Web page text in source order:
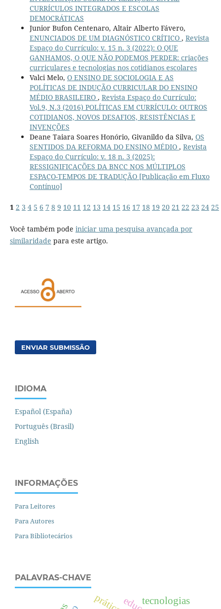
CURRÍCULOS INTEGRADOS E ESCOLAS
DEMOCRÁTICAS
Junior Bufon Centenaro, Altair Alberto Fávero,
ENUNCIADOS DE UM DIAGNÓSTICO CRÍTICO , Revista
Espaço do Currículo: v. 15 n. 3 (2022): O QUE
GANHAMOS, O QUE NÃO PODEMOS PERDER: criações
curriculares e tecnologias nos cotidianos escolares
Valci Melo, O ENSINO DE SOCIOLOGIA E AS
POLÍTICAS DE INDUÇÃO CURRICULAR DO ENSINO
MÉDIO BRASILEIRO , Revista Espaço do Currículo:
Vol.9, N.3 (2016) POLÍTICAS EM CURRÍCULO: OUTROS
COTIDIANOS, NOVOS DESAFIOS, RESISTÊNCIAS E
INVENÇÕES
Deane Taiara Soares Honório, Givanildo da Silva, OS
SENTIDOS DA REFORMA DO ENSINO MÉDIO , Revista
Espaço do Currículo: v. 18 n. 3 (2025):
RESSIGNIFICAÇÕES DA BNCC NOS MÚLTIPLOS
ESPAÇO-TEMPOS DE TRADUÇÃO [Publicação em Fluxo
Contínuo]
1 2 3 4 5 6 7 8 9 10 11 12 13 14 15 16 17 18 19 20 21 22 23 24 25
Você também pode iniciar uma pesquisa avançada por
similaridade para este artigo.
ENVIAR SUBMISSÃO
IDIOMA
Español (España)
Português (Brasil)
English
INFORMAÇÕES
Para Leitores
Para Autores
Para Bibliotecários
PALAVRAS-CHAVE
tecnologias